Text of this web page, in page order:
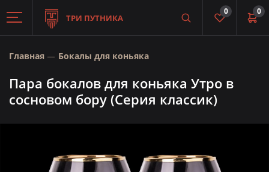
ТРИ ПУТНИКА
0
0
Главная Бокалы для коньяка
Пара бокалов для коньяка Утро в
сосновом бору (Серия классик)